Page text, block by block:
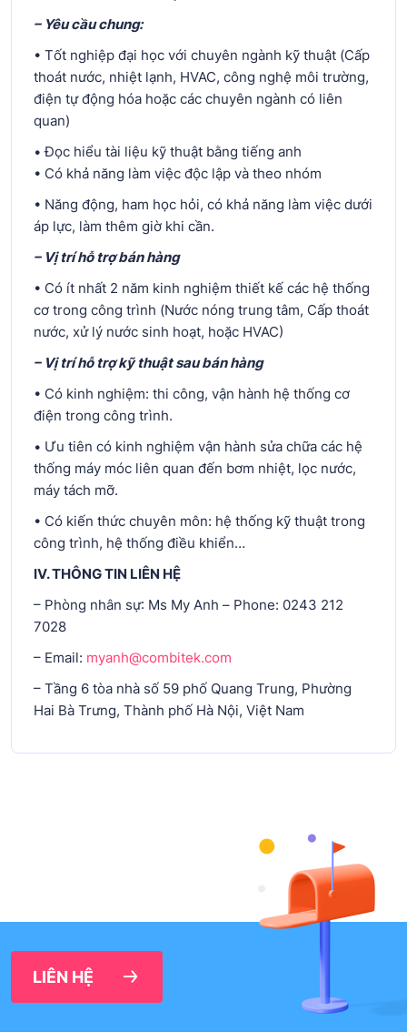
– Yêu cầu chung:
• Tốt nghiệp đại học với chuyên ngành kỹ thuật (Cấp
thoát nước, nhiệt lạnh, HVAC, công nghệ môi trường,
điện tự động hóa hoặc các chuyên ngành có liên
quan)
• Đọc hiểu tài liệu kỹ thuật bằng tiếng anh
• Có khả năng làm việc độc lập và theo nhóm
• Năng động, ham học hỏi, có khả năng làm việc dưới
áp lực, làm thêm giờ khi cần.
– Vị trí hỗ trợ bán hàng
• Có ít nhất 2 năm kinh nghiệm thiết kế các hệ thống
cơ trong công trình (Nước nóng trung tâm, Cấp thoát
nước, xử lý nước sinh hoạt, hoặc HVAC)
– Vị trí hỗ trợ kỹ thuật sau bán hàng
• Có kinh nghiệm: thi công, vận hành hệ thống cơ
điện trong công trình.
• Ưu tiên có kinh nghiệm vận hành sửa chữa các hệ
thống máy móc liên quan đến bơm nhiệt, lọc nước,
máy tách mỡ.
• Có kiến thức chuyên môn: hệ thống kỹ thuật trong
công trình, hệ thống điều khiển…
IV.THÔNG TIN LIÊN HỆ
– Phòng nhân sự: Ms My Anh – Phone: 0243 212
7028
– Email: myanh@combitek.com
– Tầng 6 tòa nhà số 59 phố Quang Trung, Phường
Hai Bà Trưng, Thành phố Hà Nội, Việt Nam
LIÊN HỆ